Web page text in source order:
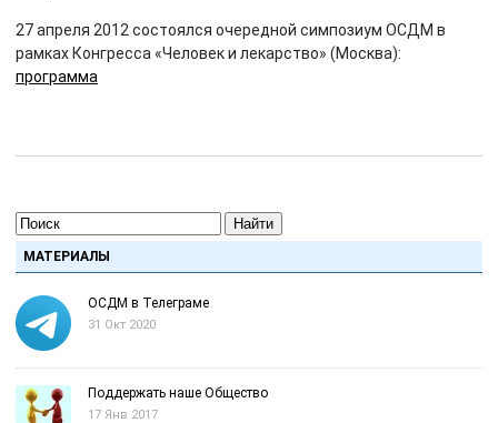
27 апреля 2012 состоялся очередной симпозиум ОСДМ в
рамках Конгресса «Человек и лекарство» (Москва):
программа
Найти
МАТЕРИАЛЫ
ОСДМ в Телеграме
31 Окт 2020
Поддержать наше Общество
17 Янв 2017